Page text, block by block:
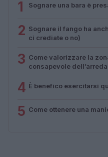
1 Sognare una bara è
2 Sognare il fango ha
ci crediate o no)
3 Come valorizzare la
consapevole
4 È benefico esercitarsi
5 Come ottenere una